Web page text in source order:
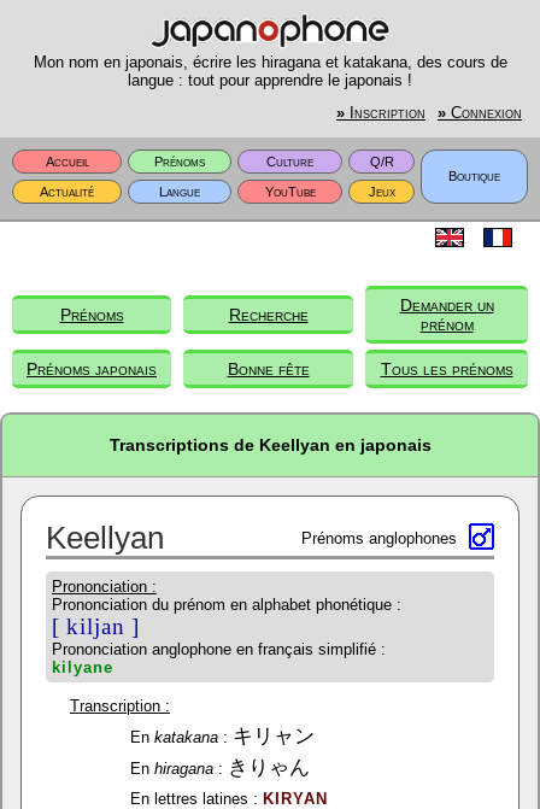
Mon nom en japonais, écrire les hiragana et katakana, des cours de
langue : tout pour apprendre le japonais !
» Inscription » Connexion
Accueil Prénoms Culture
Q/R
Boutique
Actualité
Langue YouTube Jeux
Prénoms Recherche
Demander un
prénom
Prénoms japonais Bonne fête Tous les prénoms
Transcriptions de Keellyan en japonais
Keellyan Prénoms anglophones
Prononciation :
Prononciation du prénom en alphabet phonétique :
[ kiljan ]
Prononciation anglophone en français simplifié :
kilyane
Transcription :
En katakana: キリャン
En hiragana: きりゃん
En lettres latines : KIRYAN